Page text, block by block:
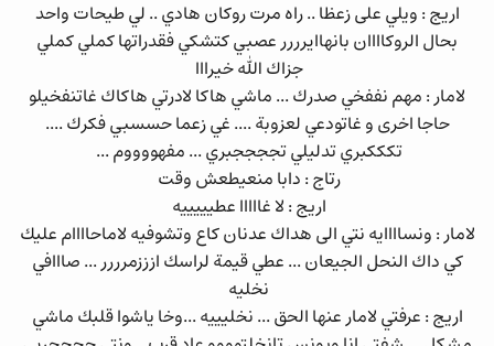
اريج : ويلي على زعظا .. راه مرت روكان هادي .. لي طيحات واحد
بحال الروكاااان بانهاايرررر عصبي كتشكي فقدراتها كملي كملي
جزاك الله خيرااا
لامار : مهم نففخي صدرك ... ماشي هاكا لادرتي هاكاك غاتنفخيلو
حاجا اخرى و غاتودعي لعزوبة .... غي زعما حسسبي فكرك ....
تكككبري تدليلي تججججبري ... مفهووووم ...
رتاج : دابا منعيطعش وقت
اريج : لا غااااا عطيييييه
لامار : ونساااايه نتي الى هداك عدنان كاع وتشوفيه لاماحاااام عليك
كي داك النحل الجيعان ... عطي قيمة لراسك ازززمرررر ... صااافي
نخليه
اريج : عرفتي لامار عنها الحق ... نخليييه ...وخا ياشوا قلبك ماشي